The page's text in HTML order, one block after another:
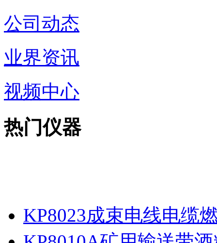
公司动态
业界资讯
视频中心
热门仪器
KP8023成束电线电缆